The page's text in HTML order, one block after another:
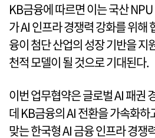
KB금융에 따르면 이는 국산
가 AI 인프라 경쟁력 강화를 위해
융이 첨단 산업의 성장 기반을 지
천적 모델이 될 것으로 기대된다.
이번 업무협약은 글로벌 AI 패권
데 KB금융의 AI 전환을 가속화하
맞는 한국형 AI 금융 인프라 경쟁